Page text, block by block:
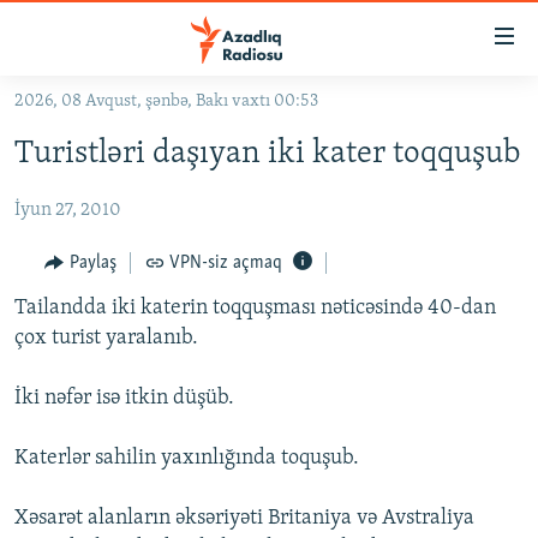
Əsas
qayıt
naviqasiyaya
Axtarışa
keç
KORRUPSIOMETR
#ƏSLINDƏ
FƏRQƏ BAX
QANUNI DOĞRU
ARAŞDIRMA
FOTOQALEREYA
OXU ZALI
HAQQIMIZDA
2026, 08 Avqust, şənbə, Bakı vaxtı 00:53
Turistləri daşıyan iki kater toqquşub
İyun 27, 2010
Paylaş VPN-siz açmaq
Tailandda iki katerin toqquşması nəticəsində 40-dan
çox turist yaralanıb.
İki nəfər isə itkin düşüb.
Katerlər sahilin yaxınlığında toquşub.
Xəsarət alanların əksəriyəti Britaniya və Avstraliya